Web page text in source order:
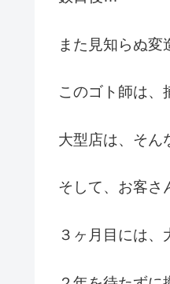
また見知らぬ変
このゴト師は、
大型店は、そん
そして、お客さ
３ヶ月目には、